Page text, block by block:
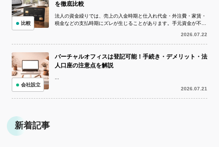
を徹底比較
法人の資金繰りでは、売上の入金時期と仕入れ代金・外注費・家賃・
税金などの支払時期にズレが生じることがあります。手元資金が不足
2026.07.22
比較
バーチャルオフィスは登記可能！手続き・デメリット・法
人口座の注意点を解説
...
2026.07.21
会社設立
新着記事